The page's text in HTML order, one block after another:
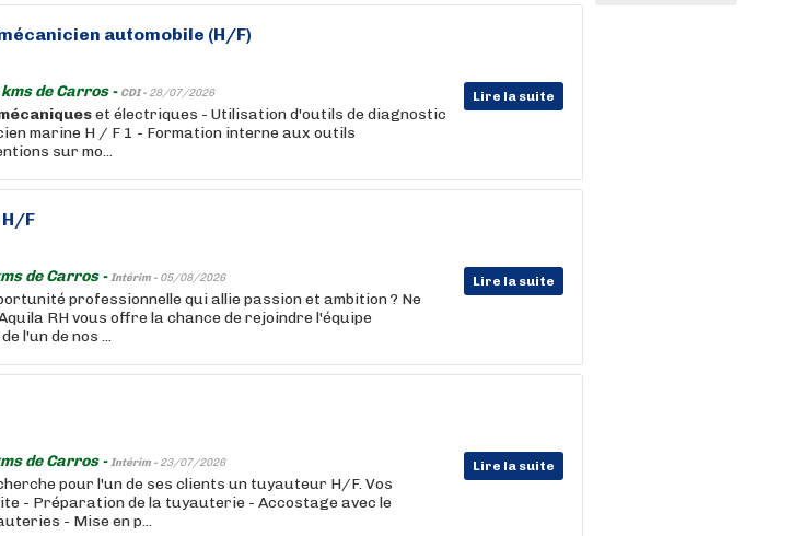
automobile (H/F)
de Carros - CDI - 28/07/2026 Lire la suite
et électriques - Utilisation d'outils de diagnostic
marine H / F 1 - Formation interne aux outils
sur mo...
F
de Carros -Intérim - 05/08/2026 Lire la suite
professionnelle qui allie passion et ambition ? Ne
RH vous offre la chance de rejoindre l'équipe
l'un de nos ...
de Carros -Intérim - 23/07/2026 Lire la suite
pour l'un de ses clients un tuyauteur H/F. Vos
- Préparation de la tuyauterie - Accostage avec le
- Mise en p...